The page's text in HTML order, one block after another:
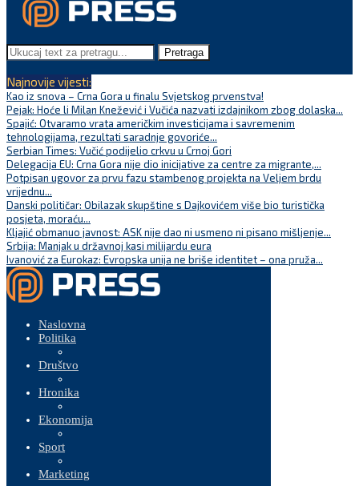
Pretraga
Najnovije vijesti:
Kao iz snova – Crna Gora u finalu Svjetskog prvenstva!
Pejak: Hoće li Milan Knežević i Vučića nazvati izdajnikom zbog dolaska...
Spajić: Otvaramo vrata američkim investicijama i savremenim
tehnologijama, rezultati saradnje govoriće...
Serbian Times: Vučić podijelio crkvu u Crnoj Gori
Delegacija EU: Crna Gora nije dio inicijative za centre za migrante,...
Potpisan ugovor za prvu fazu stambenog projekta na Veljem brdu
vrijednu...
Danski političar: Obilazak skupštine s Dajkovićem više bio turistička
posjeta, moraću...
Kljajić obmanuo javnost: ASK nije dao ni usmeno ni pisano mišljenje...
Srbija: Manjak u državnoj kasi milijardu eura
Ivanović za Eurokaz: Evropska unija ne briše identitet – ona pruža...
Naslovna
Politika
Društvo
Hronika
Ekonomija
Sport
Marketing